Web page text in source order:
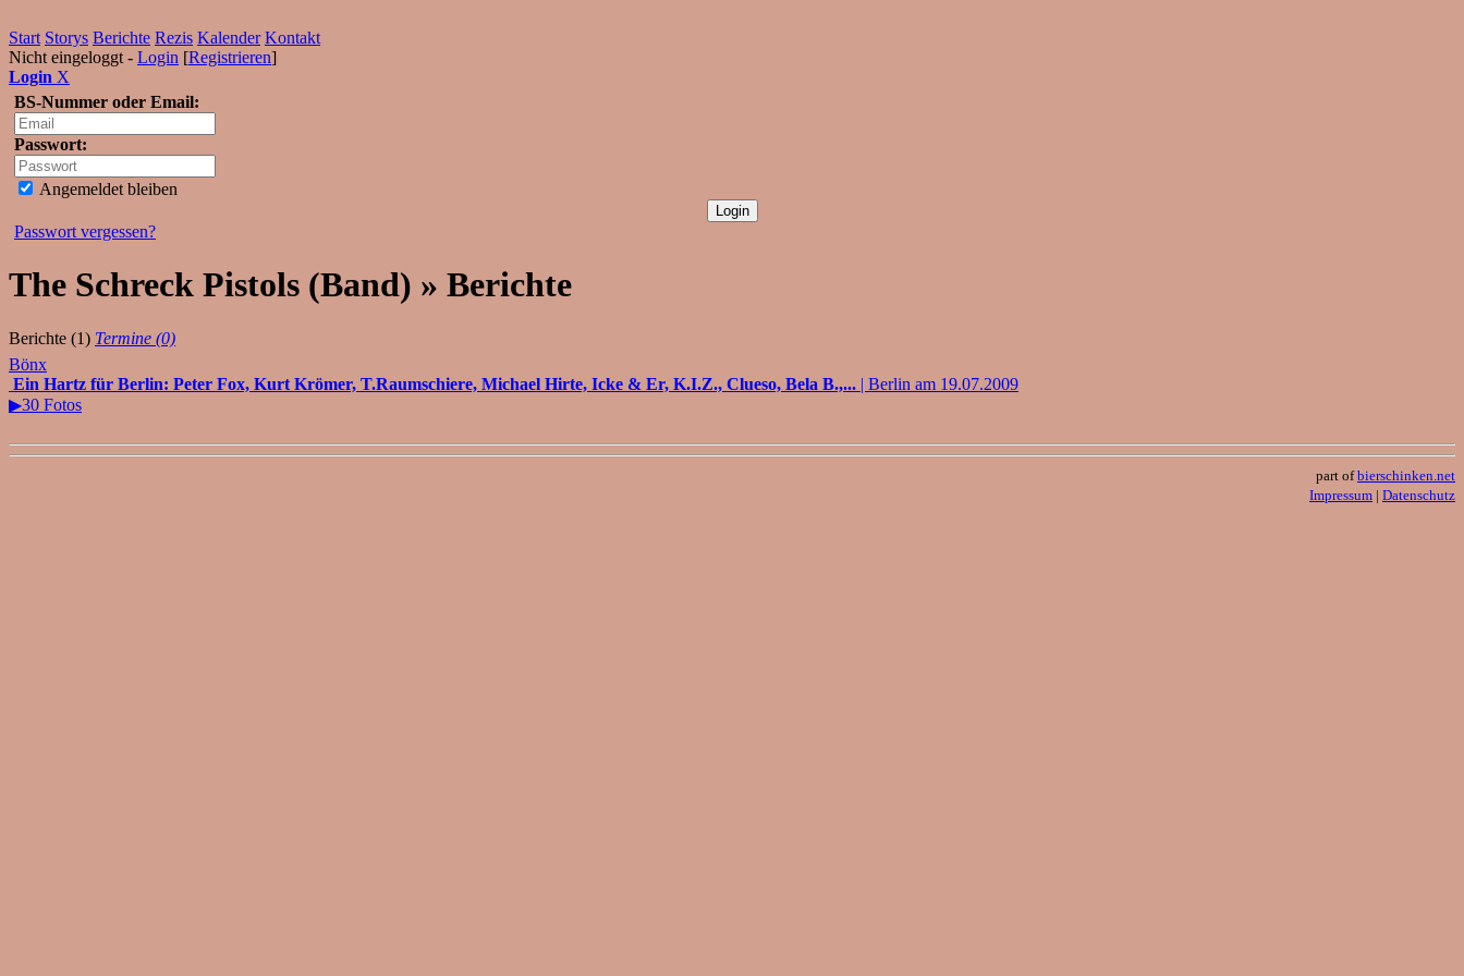
Start Storys Berichte Rezis Kalender Kontakt
Nicht eingeloggt - Login [Registrieren]
Login X
BS-Nummer oder Email:
Passwort:
Angemeldet bleiben
Passwort vergessen?
The Schreck Pistols (Band) » Berichte
Berichte (1) Termine (0)
Bönx
Ein Hartz für Berlin: Peter Fox, Kurt Krömer, T.Raumschiere, Michael Hirte, Icke & Er, K.I.Z., Clueso, Bela B.,... | Berlin am 19.07.2009
▶30 Fotos
part ofbierschinken.net
Impressum | Datenschutz